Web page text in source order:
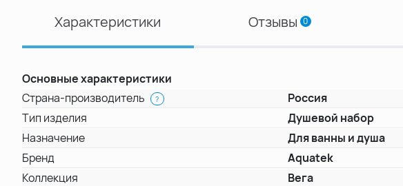
Характеристики Отзывы 0
Основные характеристики
Страна-производитель
?
Россия
Тип изделия
Душевой набор
Назначение
Для ванны и душа
Бренд
Aquatek
Коллекция
Вега